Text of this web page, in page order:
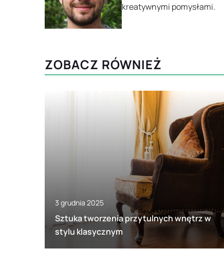
kreatywnymi pomysłami.
ZOBACZ RÓWNIEŻ
3 grudnia 2025
Sztuka tworzenia przytulnych wnętrz w
stylu klasycznym